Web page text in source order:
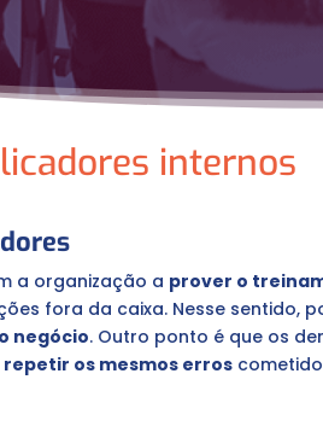
internos
a organização a prover o
fora da caixa. Nesse sentido,
negócio. Outro ponto é que os
os mesmos erros